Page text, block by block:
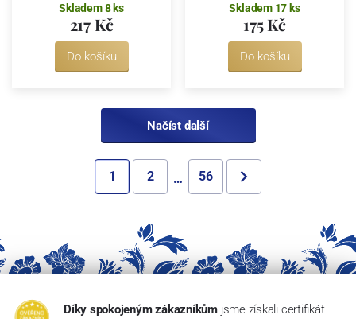
Skladem 8 ks
217 Kč
Do košíku
Skladem 17 ks
175 Kč
Do košíku
Načíst další
1 2 … 56
Díky spokojeným zákazníkům jsme získali certifikát